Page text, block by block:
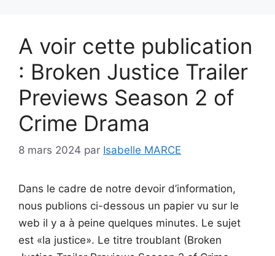
A voir cette publication
: Broken Justice Trailer
Previews Season 2 of
Crime Drama
8 mars 2024 par Isabelle MARCE
Dans le cadre de notre devoir d’information,
nous publions ci-dessous un papier vu sur le
web il y a à peine quelques minutes. Le sujet
est «la justice». Le titre troublant (Broken